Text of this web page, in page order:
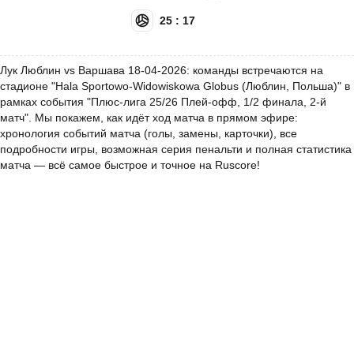
25 : 17
Лук Люблин vs Варшава 18-04-2026: команды встречаются на
стадионе "Hala Sportowo-Widowiskowa Globus (Люблин, Польша)" в
рамках события "Плюс-лига 25/26 Плей-офф, 1/2 финала, 2-й
матч". Мы покажем, как идёт ход матча в прямом эфире:
хронология событий матча (голы, замены, карточки), все
подробности игры, возможная серия пенальти и полная статистика
матча — всё самое быстрое и точное на Ruscore!